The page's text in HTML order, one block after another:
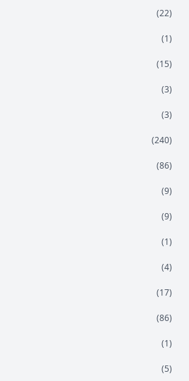
(22)
(1)
(15)
(3)
(3)
(240)
(86)
(9)
(9)
(1)
(4)
(17)
(86)
(1)
(5)